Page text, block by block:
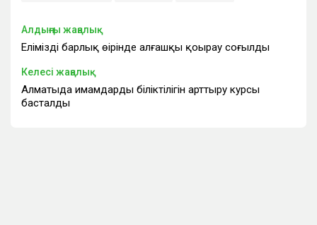
Алдыңғы жаңалық
Еліміздің барлық өңірінде алғашқы қоңырау соғылды
Келесі жаңалық
Алматыда имамдардың біліктілігін арттыру курсы
басталды